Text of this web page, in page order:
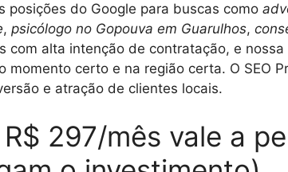
posições do Google para buscas como
, psicólogo no Gopouva em Guarulhos,
com alta intenção de contratação, e
certo e na região certa. O SEO
e atração de clientes locais.
297/mês vale a